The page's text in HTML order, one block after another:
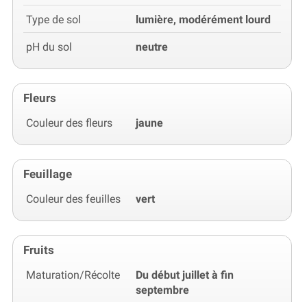
Type de sol lumière, modérément lourd
pH du sol neutre
Fleurs
Couleur des fleurs jaune
Feuillage
Couleur des feuilles vert
Fruits
Maturation/Récolte
Du début juillet à fin
septembre